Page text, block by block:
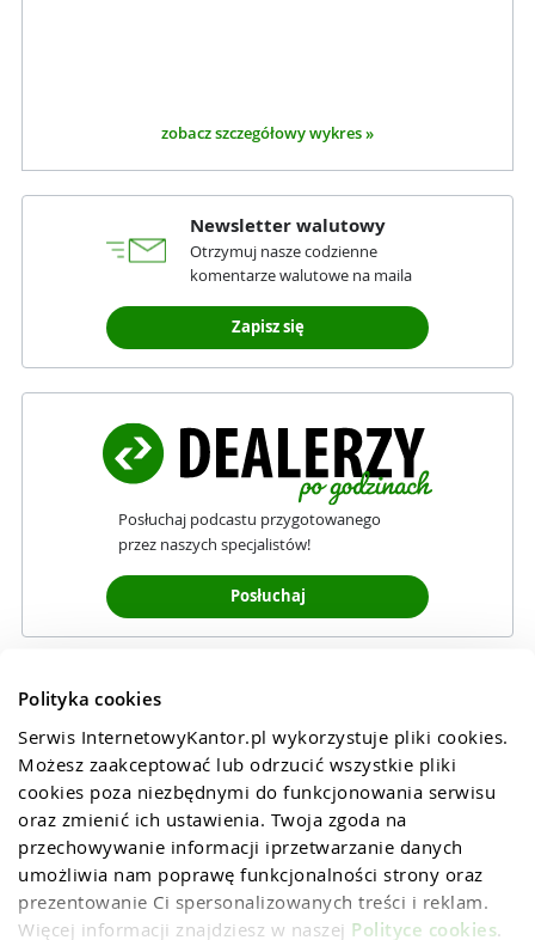
Polityka cookies
Serwis InternetowyKantor.pl wykorzystuje pliki cookies.
Możesz zaakceptować lub odrzucić wszystkie pliki
cookies poza niezbędnymi do funkcjonowania serwisu
oraz zmienić ich ustawienia. Twoja zgoda na
przechowywanie informacji iprzetwarzanie danych
umożliwia nam poprawę funkcjonalności strony oraz
prezentowanie Ci spersonalizowanych treści i reklam.
Więcej informacji znajdziesz w naszej Polityce cookies.
zobacz szczegółowy wykres »
Newsletter walutowy
Otrzymuj nasze codzienne
komentarze walutowe na maila
Zapisz się
Posłuchaj podcastu przygotowanego
przez naszych specjalistów!
Posłuchaj